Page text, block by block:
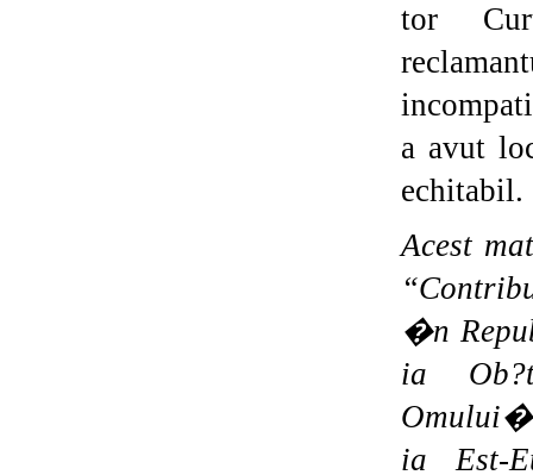
tor
a avut
echitabil.
Acest
�n
ia
Omului�
ia Est-